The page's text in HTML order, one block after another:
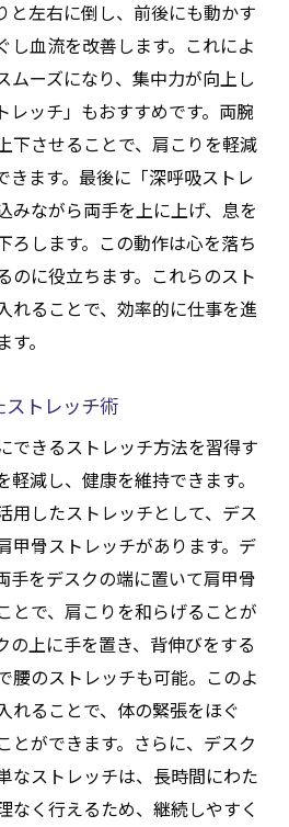
と左右に倒し、前後にも動かす
し血流を改善します。これによ
ムーズになり、集中力が向上し
レッチ」もおすすめです。両腕
下させることで、肩こりを軽減
きます。最後に「深呼吸ストレ
みながら両手を上に上げ、息を
ろします。この動作は心を落ち
のに役立ちます。これらのスト
れることで、効率的に仕事を進
。
トレッチ術
できるストレッチ方法を習得す
減し、健康を維持できます。
用したストレッチとして、デス
甲骨ストレッチがあります。デ
手をデスクの端に置いて肩甲骨
とで、肩こりを和らげることが
の上に手を置き、背伸びをする
腰のストレッチも可能。このよ
れることで、体の緊張をほぐ
とができます。さらに、デスク
なストレッチは、長時間にわた
なく行えるため、継続しやすく